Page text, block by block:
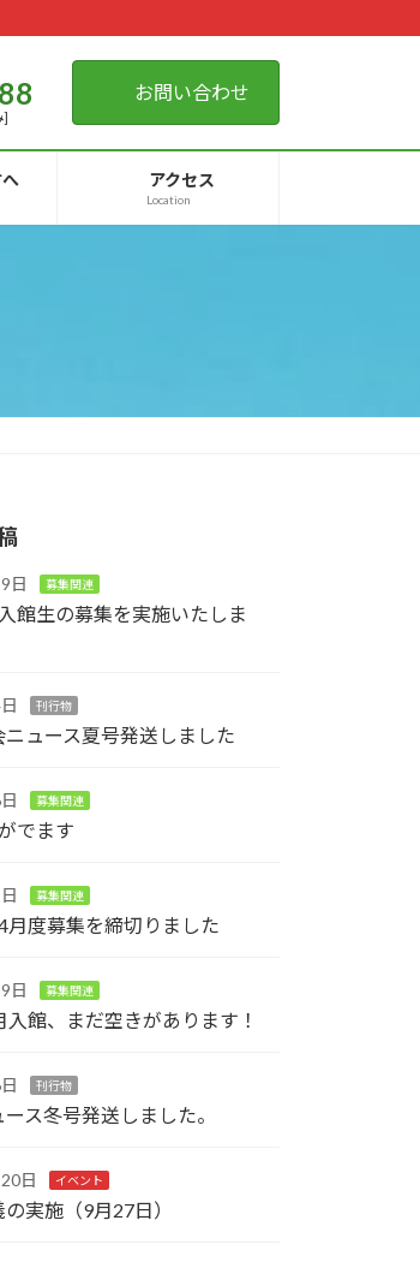
]
お問い合わせ
アクセス
Location
日 募集関連
館生の募集を実施いたしま
刊行物
ニュース夏号発送しました
募集関連
でます
募集関連
月度募集を締切りました
日 募集関連
入館、まだ空きがあります！
刊行物
ス冬号発送しました。
日 イベント
実施（9月27日）